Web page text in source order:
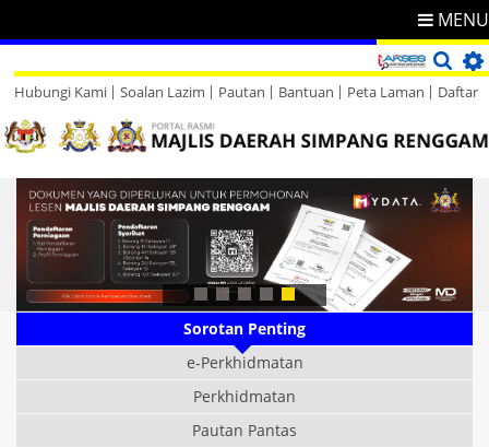
MENU
Hubungi Kami
Direktori
Soalan Lazim Pautan Bantuan Peta Laman Daftar
Sorotan Penting
e-Perkhidmatan
Perkhidmatan
Pautan Pantas